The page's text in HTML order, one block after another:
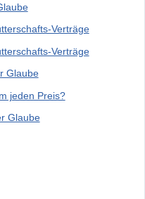
Verträge
Verträge
Glaube
jeden Preis?
Glaube